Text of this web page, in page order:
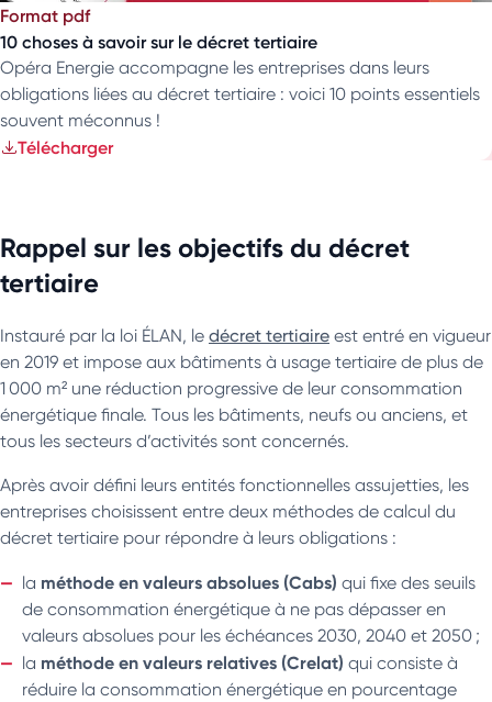
Format pdf
10 choses à savoir sur le décret tertiaire
Opéra Energie accompagne les entreprises dans leurs
obligations liées au décret tertiaire : voici 10 points essentiels
souvent méconnus !
Télécharger
Rappel sur les objectifs du décret
tertiaire
Instauré par la loi ÉLAN, le décret tertiaire est entré en vigueur
en 2019 et impose aux bâtiments à usage tertiaire de plus de
1 000 m² une réduction progressive de leur consommation
énergétique finale. Tous les bâtiments, neufs ou anciens, et
tous les secteurs d’activités sont concernés.
Après avoir défini leurs entités fonctionnelles assujetties, les
entreprises choisissent entre deux méthodes de calcul du
décret tertiaire pour répondre à leurs obligations :
la méthode en valeurs absolues (Cabs) qui fixe des seuils
de consommation énergétique à ne pas dépasser en
valeurs absolues pour les échéances 2030, 2040 et 2050 ;
la méthode en valeurs relatives (Crelat) qui consiste à
réduire la consommation énergétique en pourcentage